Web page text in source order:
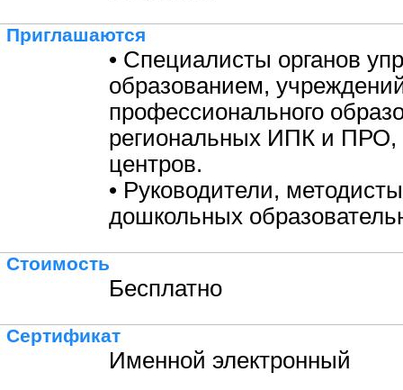
Приглашаются
• Специалисты органов
образованием,
профессионального
региональных ИПК и ПРО,
центров.
• Руководители,
дошкольных
Стоимость
Бесплатно
Сертификат
Именной электронный